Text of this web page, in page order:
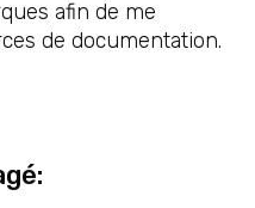
afin de me
de documentation.